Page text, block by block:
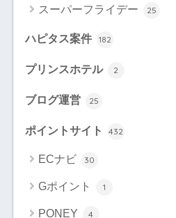
スーパーフライデー 25
ハピタス案件 182
プリンスホテル 2
ブログ運営 25
ポイントサイト 432
ECナビ 30
Gポイント 1
PONEY 4